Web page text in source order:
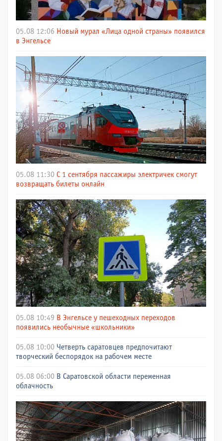
05.08 12:06 Новый мурал «Лица одной страны» появился
в Энгельсе
05.08 11:30 С 1 сентября пассажиры электричек смогут
возвращать билеты онлайн
05.08 10:49 В Энгельсе у пешеходных переходов
появились необычные «школьники»
05.08 10:00 Четверть саратовцев предпочитают
творческий беспорядок на рабочем месте
05.08 06:00 В Саратовской области переменная
облачность